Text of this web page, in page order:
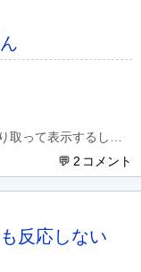
取って表示するしか
2
反応しない